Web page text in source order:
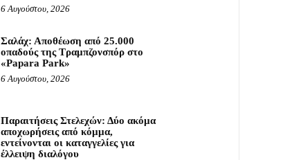
6 Αυγούστου, 2026
Σαλάχ: Αποθέωση από 25.000
οπαδούς της Τραμπζονσπόρ στο
«Papara Park»
6 Αυγούστου, 2026
Παραιτήσεις Στελεχών: Δύο ακόμα
αποχωρήσεις από κόμμα,
εντείνονται οι καταγγελίες για
έλλειψη διαλόγου